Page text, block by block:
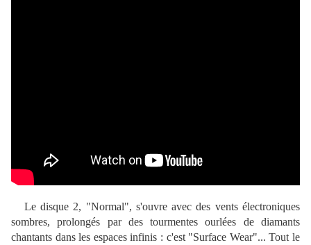
Le disque 2, "Normal", s'ouvre avec des vents électroniques
sombres, prolongés par des tourmentes ourlées de diamants
chantants dans les espaces infinis : c'est "Surface Wear"... Tout le